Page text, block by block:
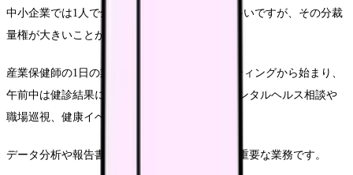
中小企業では1人で全ての業務を担うケースも多いですが、その分裁
量権が大きいことが魅力です。
産業保健師の1日の業務例としては、朝のミーティングから始まり、
午前中は健診結果に基づく個別面談、午後はメンタルヘルス相談や
職場巡視、健康イベントの企画などを行います。
データ分析や報告書作成などのデスクワークも重要な業務です。